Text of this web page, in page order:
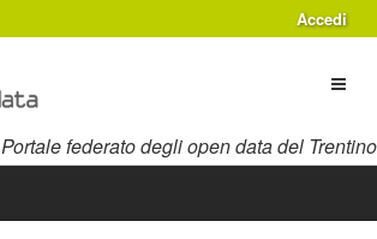
Accedi
Portale federato degli open data del Trentino